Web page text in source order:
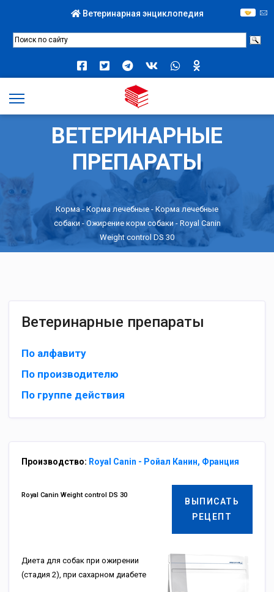
Ветеринарная энциклопедия
ВЕТЕРИНАРНЫЕ
ПРЕПАРАТЫ
Корма - Корма лечебные - Корма лечебные
собаки - Ожирение корм собаки - Royal Canin
Weight control DS 30
Ветеринарные препараты
По алфавиту
По производителю
По группе действия
Производство: Royal Canin - Ройал Канин, Франция
ВЫПИСАТЬ
РЕЦЕПТ
Royal Canin Weight control DS 30
Диета для собак при ожирении
(стадия 2), при сахарном диабете